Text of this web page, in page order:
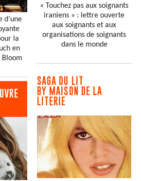
d’une
la
en
Bloom
« Touchez pas aux soignants
iraniens » : lettre ouverte
aux soignants et aux
organisations de soignants
dans le monde
SAGA DU LIT
BY MAISON DE LA
LITERIE